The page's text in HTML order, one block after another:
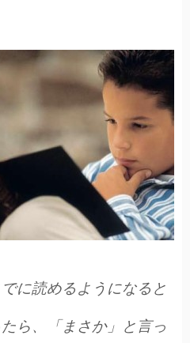
に読めるようになると
ら、「まさか」と言っ